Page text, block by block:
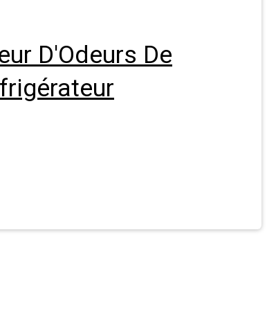
D'Odeurs De